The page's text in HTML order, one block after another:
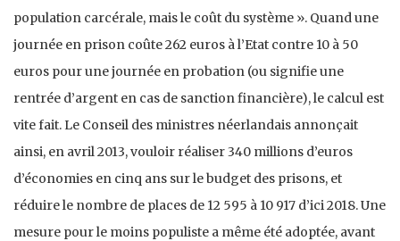
population carcérale, mais le coût du système ». Quand une
journée en prison coûte 262 euros à l’Etat contre 10 à 50
euros pour une journée en probation (ou signifie une
rentrée d’argent en cas de sanction financière), le calcul est
vite fait. Le Conseil des ministres néerlandais annonçait
ainsi, en avril 2013, vouloir réaliser 340 millions d’euros
d’économies en cinq ans sur le budget des prisons, et
réduire le nombre de places de 12 595 à 10 917 d’ici 2018. Une
mesure pour le moins populiste a même été adoptée, avant